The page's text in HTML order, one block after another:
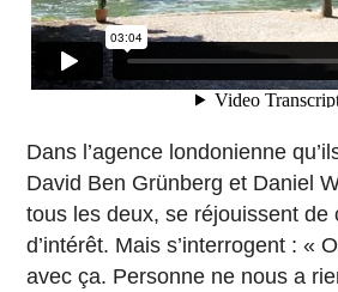
Dans l’agence londonienne
David Ben Grünberg et Daniel
tous les deux, se réjouissent de
d’intérêt. Mais s’interrogent : «
avec ça. Personne ne nous a